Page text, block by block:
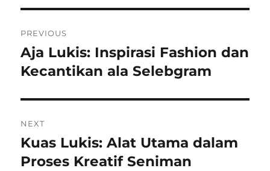
navigation
PREVIOUS
Previous
post:
Aja Lukis: Inspirasi Fashion dan
Kecantikan ala Selebgram
NEXT
Next
post:
Kuas Lukis: Alat Utama dalam
Proses Kreatif Seniman